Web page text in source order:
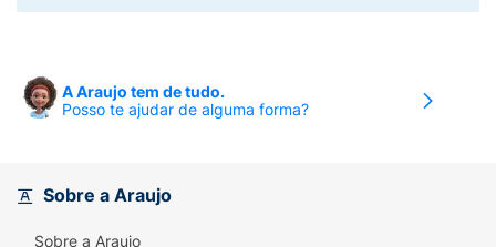
A Araujo tem de tudo.
Posso te ajudar de alguma forma?
Sobre a Araujo
Sobre a Araujo